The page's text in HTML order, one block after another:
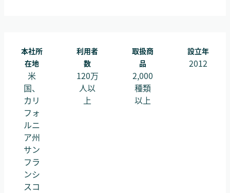
本社所
在地
米
国、
カリ
フォ
ルニ
ア州
サン
フラ
ンシ
スコ
利用者
数
120万
人以
上
取扱商
品
2,000
種類
以上
設立年
2012